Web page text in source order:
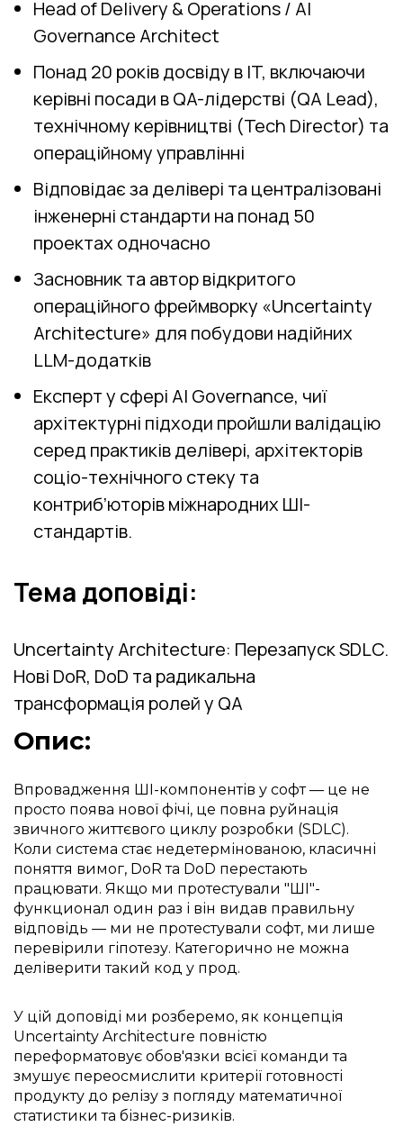
Head of Delivery & Operations / AI
Governance Architect
Понад 20 років досвіду в IT, включаючи
керівні посади в QA-лідерстві (QA Lead),
технічному керівництві (Tech Director) та
операційному управлінні
Відповідає за делівері та централізовані
інженерні стандарти на понад 50
проектах одночасно
Засновник та автор відкритого
операційного фреймворку «Uncertainty
Architecture» для побудови надійних
LLM-додатків
Експерт у сфері AI Governance, чиї
архітектурні підходи пройшли валідацію
серед практиків делівері, архітекторів
соціо-технічного стеку та
контриб’юторів міжнародних ШІ-
стандартів.
Тема доповіді:
Uncertainty Architecture: Перезапуск SDLC.
Нові DoR, DoD та радикальна
трансформація ролей у QA
Опис:
Впровадження ШІ-компонентів у софт — це не
просто поява нової фічі, це повна руйнація
звичного життєвого циклу розробки (SDLC).
Коли система стає недетермінованою, класичні
поняття вимог, DoR та DoD перестають
працювати. Якщо ми протестували "ШІ"-
функционал один раз і він видав правильну
відповідь — ми не протестували софт, ми лише
перевірили гіпотезу. Категорично не можна
деліверити такий код у прод.
У цій доповіді ми розберемо, як концепція
Uncertainty Architecture повністю
переформатовує обов'язки всієї команди та
змушує переосмислити критерії готовності
продукту до релізу з погляду математичної
статистики та бізнес-ризиків.